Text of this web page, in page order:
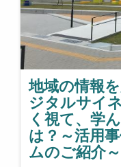
地域の情報
ジタルサイ
く視て、学
は？～活用
ムのご紹介～